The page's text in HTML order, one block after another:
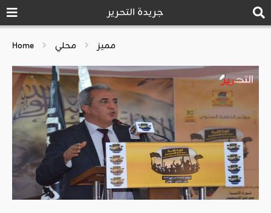
جريدة التحرير
Home مميز محلي